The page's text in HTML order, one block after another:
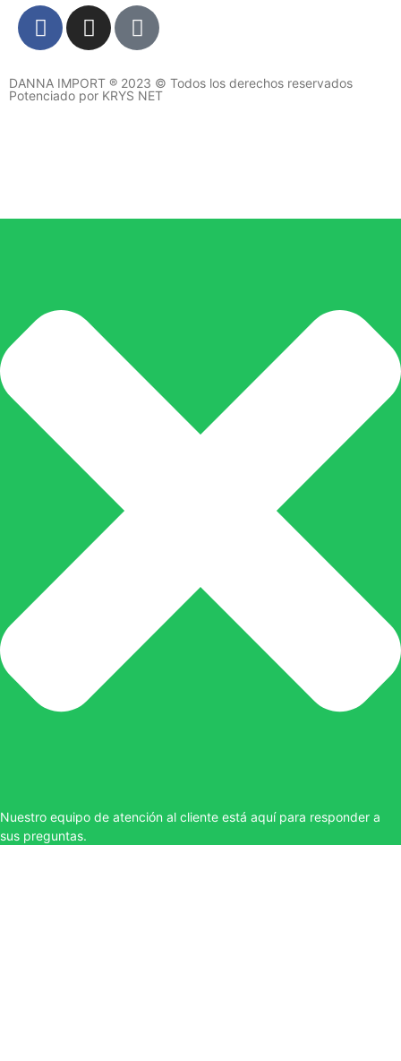
DANNA IMPORT ® 2023 © Todos los derechos reservados
Potenciado por KRYS NET
Nuestro equipo de atención al cliente está aquí para responder a
sus preguntas.